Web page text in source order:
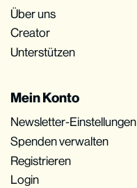
Über uns
Creator
Unterstützen
Mein Konto
Newsletter-Einstellungen
Spenden verwalten
Registrieren
Login